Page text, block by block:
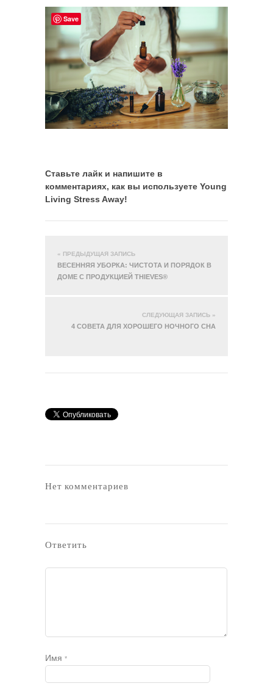
Ставьте лайк и напишите в
комментариях, как вы используете Young
Living Stress Away!
« ПРЕДЫДУЩАЯ ЗАПИСЬ
ВЕСЕННЯЯ УБОРКА: ЧИСТОТА И ПОРЯДОК В
ДОМЕ С ПРОДУКЦИЕЙ THIEVES®
СЛЕДУЮЩАЯ ЗАПИСЬ »
4 СОВЕТА ДЛЯ ХОРОШЕГО НОЧНОГО СНА
Нет комментариев
Ответить
Имя *
Save